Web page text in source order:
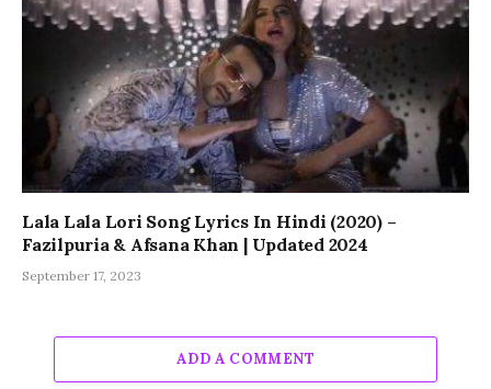
Lala Lala Lori Song Lyrics In Hindi (2020) –
Fazilpuria & Afsana Khan | Updated 2024
September 17, 2023
ADD A COMMENT